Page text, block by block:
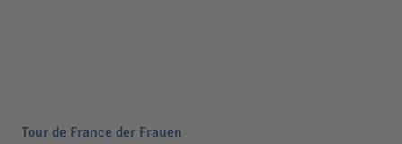
Tour de France der Frauen